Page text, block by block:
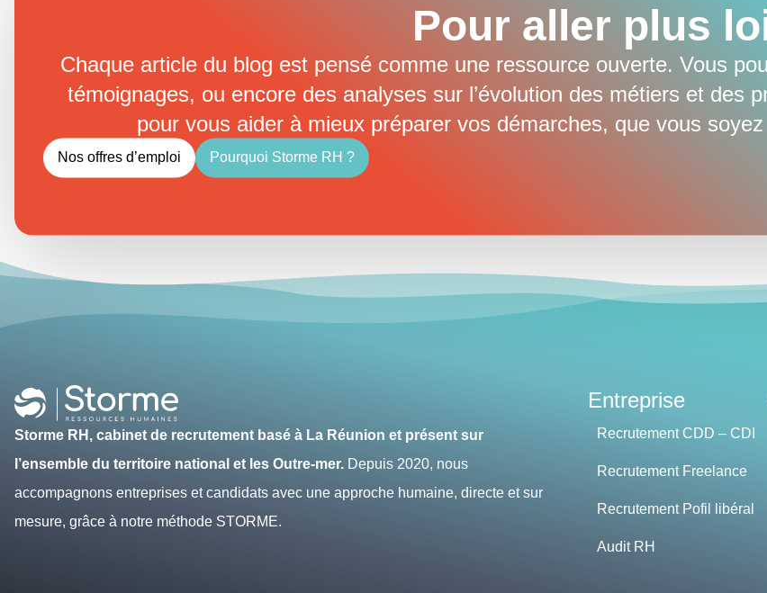
Pour aller plus
Chaque article du blog est pensé comme une ressource ouverte. Vous
témoignages, ou encore des analyses sur l’évolution des métiers et des
pour vous aider à mieux préparer vos démarches, que vous
Nos offres d’emploi Pourquoi Storme RH ?
Storme RH, cabinet de recrutement basé à La Réunion et présent sur
l’ensemble du territoire national et les Outre-mer. Depuis 2020, nous
accompagnons entreprises et candidats avec une approche humaine, directe et sur
mesure, grâce à notre méthode STORME.
Entreprise
Recrutement CDD – CDI
Recrutement Freelance
Recrutement Pofil libéral
Audit RH